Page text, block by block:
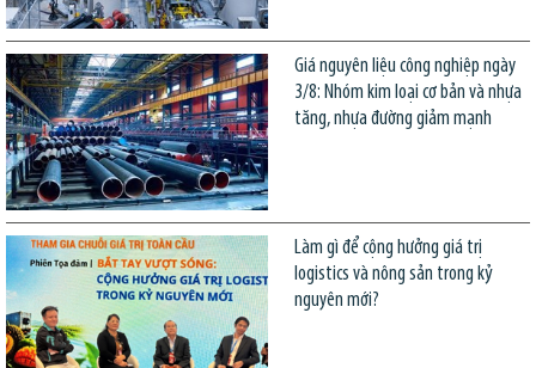
Giá nguyên liệu công nghiệp ngày
3/8: Nhóm kim loại cơ bản và nhựa
tăng, nhựa đường giảm mạnh
Làm gì để cộng hưởng giá trị
logistics và nông sản trong kỷ
nguyên mới?